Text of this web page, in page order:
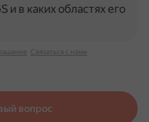
и в каких областях его
Связаться с нами
вопрос